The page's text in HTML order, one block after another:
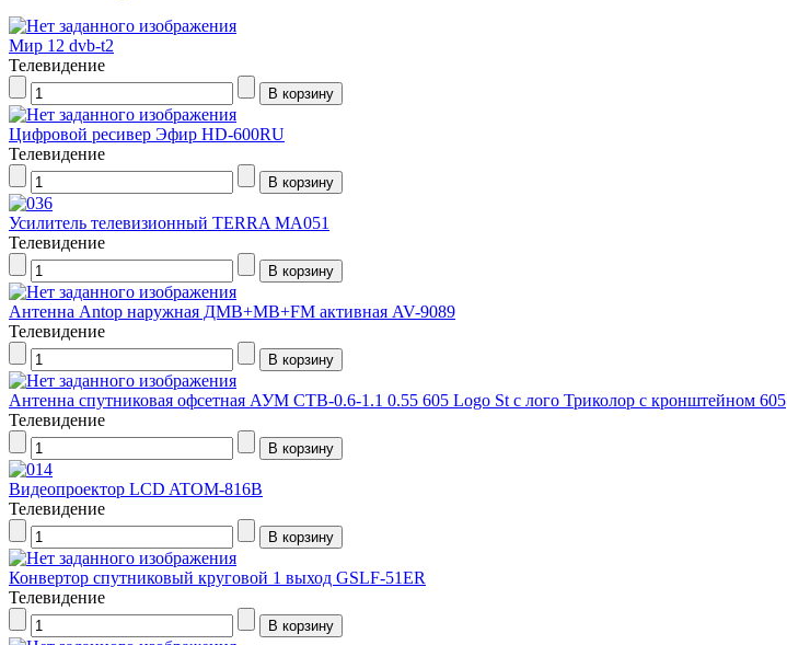
Мир 12 dvb-t2
Телевидение
Цифровой ресивер Эфир HD-600RU
Телевидение
Усилитель телевизионный TERRA MA051
Телевидение
Антенна Antop наружная ДМВ+МВ+FM активная AV-9089
Телевидение
Антенна спутниковая офсетная АУМ CTB-0.6-1.1 0.55 605 Logo St с лого Триколор с кронштейном 605
Телевидение
Видеопроектор LCD ATOM-816B
Телевидение
Конвертор спутниковый круговой 1 выход GSLF-51ER
Телевидение